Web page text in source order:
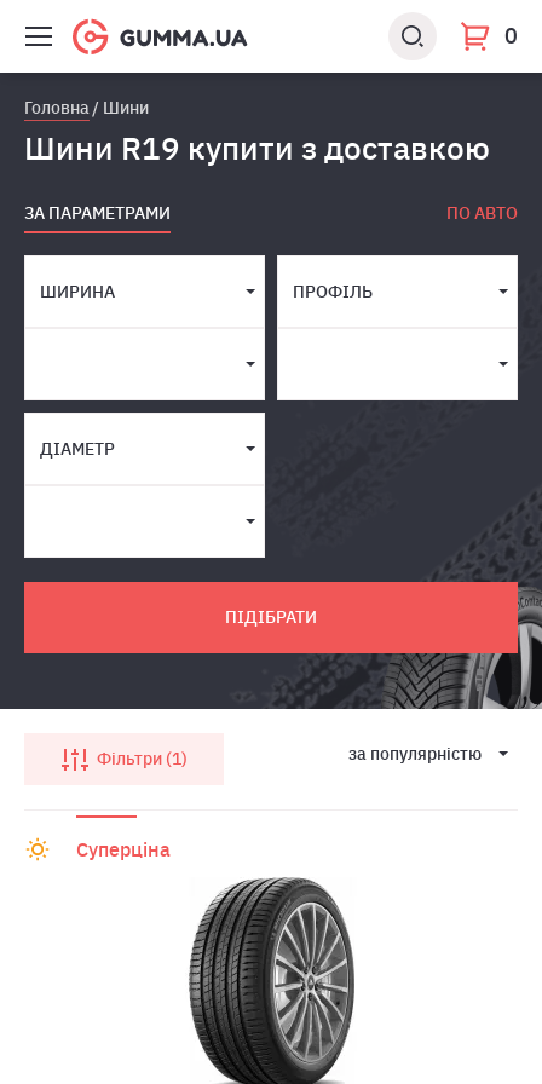
0
Головна Шини
Шини R19 купити з доставкою
ЗА ПАРАМЕТРАМИ ПО АВТО
ШИРИНА ПРОФІЛЬ
ДІАМЕТР
ПІДІБРАТИ
Фільтри 1 за популярнiстю
Суперціна